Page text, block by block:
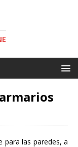
para las paredes, a